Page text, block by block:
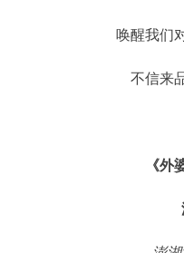
唤醒我们
不信来
《外